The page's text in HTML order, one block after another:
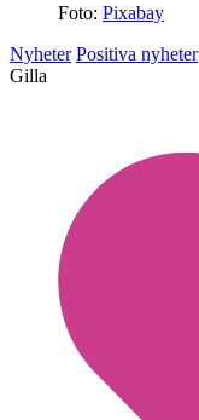
Foto: Pixabay
Nyheter Positiva nyheter
Gilla